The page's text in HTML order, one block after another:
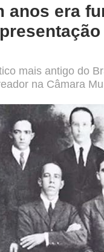
anos era
mais antigo do
na Câmara